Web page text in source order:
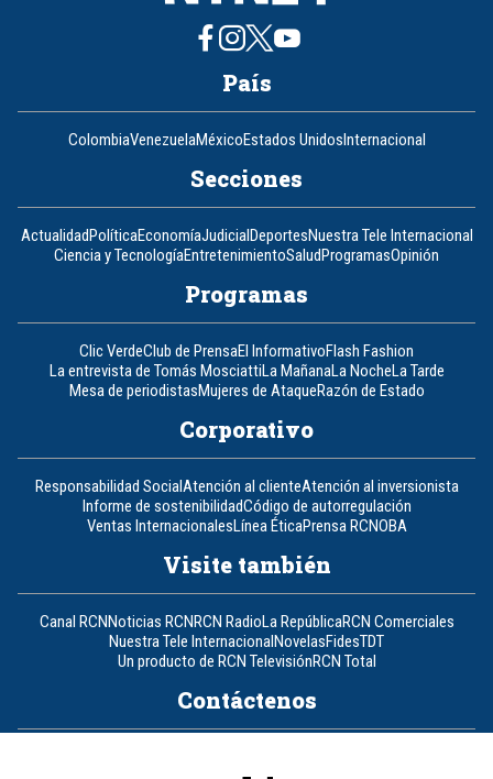
País
ColombiaVenezuelaMéxicoEstados UnidosInternacional
Secciones
ActualidadPolíticaEconomíaJudicialDeportesNuestra Tele Internacional
Ciencia y TecnologíaEntretenimientoSaludProgramasOpinión
Programas
Clic VerdeClub de PrensaEl InformativoFlash Fashion
La entrevista de Tomás MosciattiLa MañanaLa NocheLa Tarde
Mesa de periodistasMujeres de AtaqueRazón de Estado
Corporativo
Responsabilidad SocialAtención al clienteAtención al inversionista
Informe de sostenibilidadCódigo de autorregulación
Ventas InternacionalesLínea ÉticaPrensa RCNOBA
Visite también
Canal RCNNoticias RCNRCN RadioLa RepúblicaRCN Comerciales
Nuestra Tele InternacionalNovelasFidesTDT
Un producto de RCN TelevisiónRCN Total
Contáctenos